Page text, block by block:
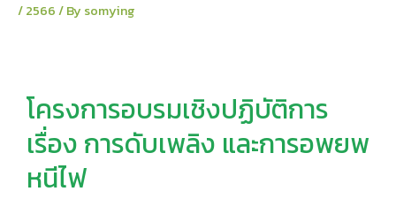
/2566/ By somying
โครงการอบรมเชิงปฏิบัติการ
เรื่อง การดับเพลิง และการอพยพ
หนีไฟ